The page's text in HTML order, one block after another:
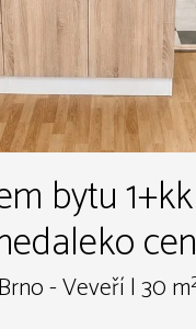
bytu
- Veveří | 30